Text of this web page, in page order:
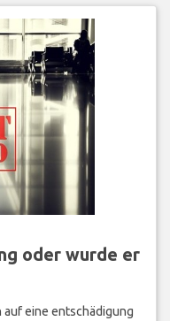
oder wurde er
auf eine entschädigung